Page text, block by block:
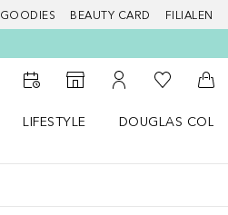
GOODIES BEAUTY CARD FILIALEN
Zum Storefinder
Zu Meinem
Zu Meiner
LIFESTYLE
DOUGLAS